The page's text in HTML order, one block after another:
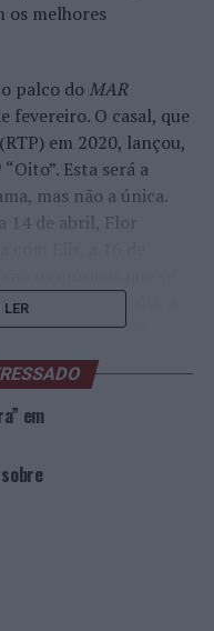
os melhores
palco do MAR
fevereiro. O casal, que
em 2020, lançou,
Esta será a
mas não a única.
14 de abril, Flor
que vai da música
Nova e a MPB. O
o concerto de
vez mais fãs e as
portugueses
em